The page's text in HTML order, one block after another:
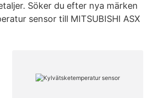
Söker du efter nya märken
sensor till MITSUBISHI ASX